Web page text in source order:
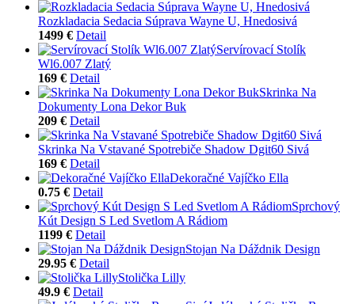
Rozkladacia Sedacia Súprava Wayne U, Hnedosivá
1499 € Detail
Servírovací Stolík
Wl6.007 Zlatý
169 € Detail
Skrinka Na
Dokumenty Lona Dekor Buk
209 € Detail
Skrinka Na Vstavané Spotrebiče Shadow Dgit60 Sivá
169 € Detail
Dekoračné Vajíčko Ella
0.75 € Detail
Sprchový
Kút Design S Led Svetlom A Rádiom
1199 € Detail
Stojan Na Dáždnik Design
29.95 € Detail
Stolička Lilly
49.9 € Detail